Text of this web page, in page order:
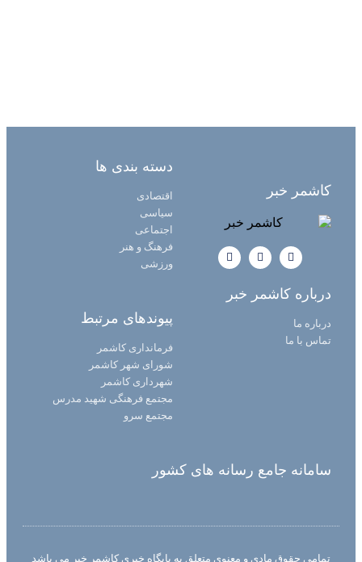
کاشمر خبر
دسته بندی ها
اقتصادی
سیاسی
اجتماعی
فرهنگ و هنر
ورزشی
درباره کاشمر خبر
درباره ما
تماس با ما
پیوندهای مرتبط
فرمانداری کاشمر
شورای شهر کاشمر
شهرداری کاشمر
مجتمع فرهنگی شهید مدرس
مجتمع سرو
سامانه جامع رسانه های کشور
تمامی حقوق مادی و معنوی متعلق به پایگاه خبری کاشمر خبر می باشد